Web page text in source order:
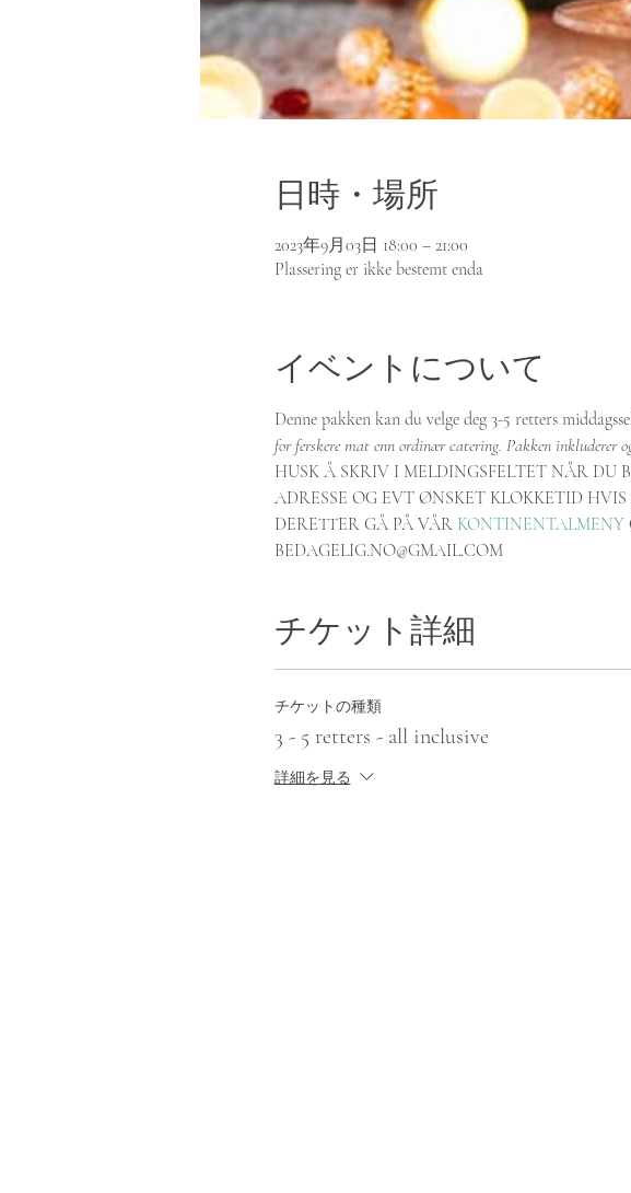
日時・場所
2023年9月03日 18:00 – 21:00
Plassering er ikke bestemt enda
イベントについて
Denne pakken kan du velge deg 3-5 retters
for ferskere mat enn ordinær catering. Pakken inkluderer
HUSK Å SKRIV I MELDINGSFELTET NÅR DU
ADRESSE OG EVT ØNSKET KLOKKETID
DERETTER GÅ PÅ VÅR KONTINENTALMENY
BEDAGELIG.NO@GMAIL.COM
チケット詳細
チケットの種類
3 - 5 retters - all inclusive
詳細を見る